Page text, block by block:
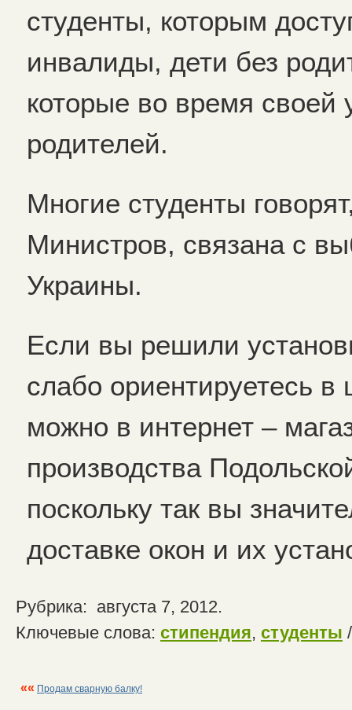
студенты, которым
инвалиды, дети без
которые во время своей
родителей.
Многие студенты
Министров, связана с
Украины.
Если вы решили
слабо ориентируетесь в
можно в интернет –
производства
поскольку так вы
доставке окон и их
Рубрика: августа 7, 2012.
Ключевые слова: стипендия, студенты
«« Продам сварную балку!